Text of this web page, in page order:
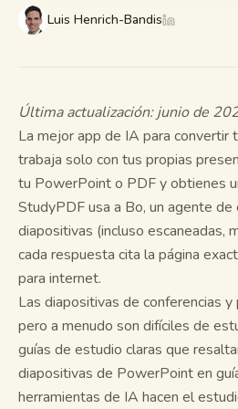
Luis Henrich-Bandis
Última actualización: junio de
La mejor app de IA para
trabaja solo con tus propias
tu PowerPoint o PDF y obtienes
StudyPDF usa a Bo, un agente
diapositivas (incluso escaneadas,
cada respuesta cita la página
para internet.
Las diapositivas de conferencias
pero a menudo son difíciles de
guías de estudio claras que
diapositivas de PowerPoint en
herramientas de IA hacen el